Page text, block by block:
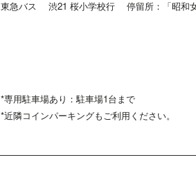
東急バス 渋21 桜小学校行 停留所：「昭和
*専用駐車場あり：駐車場1台まで
*近隣コインパーキングもご利用ください。